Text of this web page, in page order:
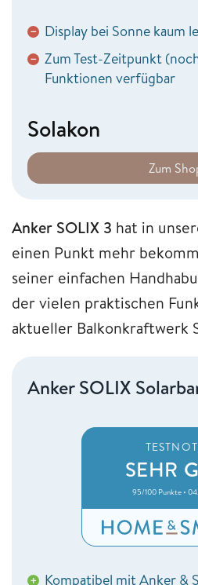
− Display bei Sonne kaum
− Zum Test-Zeitpunkt
Funktionen verfügbar
Solakon
Zum
Anker SOLIX 3 hat in
einen Punkt mehr
seiner einfachen
der vielen praktischen
aktueller Balkonkraftwerk
Anker SOLIX
SEHR
95/100 Punkte •
+ Kompatibel mit Anker &